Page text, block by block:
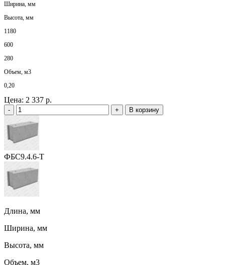
Ширина, мм
Высота, мм
1180
600
280
Объем, м3
0,20
Цена: 2 337 р.
- + В корзину
ФБС9.4.6-Т
Длина, мм
Ширина, мм
Высота, мм
Объем, м3